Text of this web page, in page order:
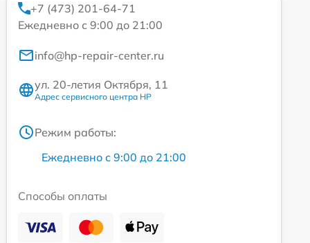
+7 (473) 201-64-71
Ежедневно с 9:00 до 21:00
info@hp-repair-center.ru
ул. 20-летия Октября, 11
Адрес сервисного центра HP
Режим работы:
Ежедневно с 9:00 до 21:00
Способы оплаты